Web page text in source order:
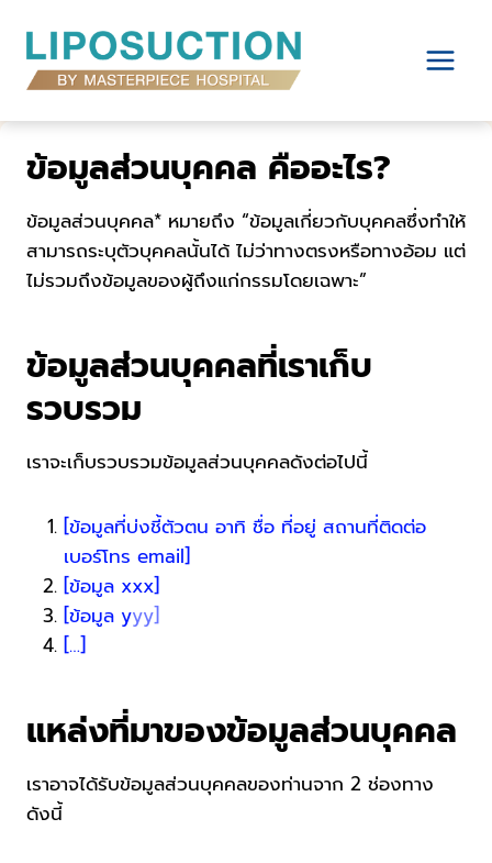
content
ข้อมูลส่วนบุคคล คืออะไร?
ข้อมูลส่วนบุคคล* หมายถึง “ข้อมูลเกี่ยวกับบุคคลซึ่งทำให้
สามารถระบุตัวบุคคลนั้นได้ ไม่ว่าทางตรงหรือทางอ้อม แต่
ไม่รวมถึงข้อมูลของผู้ถึงแก่กรรมโดยเฉพาะ”
ข้อมูลส่วนบุคคลที่เราเก็บ
รวบรวม
เราจะเก็บรวบรวมข้อมูลส่วนบุคคลดังต่อไปนี้
[ข้อมูลที่บ่งชี้ตัวตน อาทิ ชื่อ ที่อยู่ สถานที่ติดต่อ
เบอร์โทร email]
[ข้อมูล xxx]
[ข้อมูล yyy]
[…]
แหล่งที่มาของข้อมูลส่วนบุคคล
เราอาจได้รับข้อมูลส่วนบุคคลของท่านจาก 2 ช่องทาง
ดังนี้